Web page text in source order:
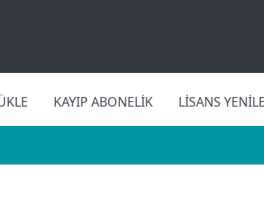
KAYIP ABONELIK LISANS